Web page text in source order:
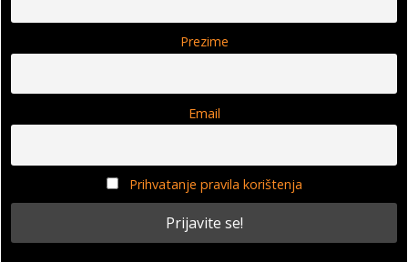
Prezime
Email
Prihvatanje pravila korištenja